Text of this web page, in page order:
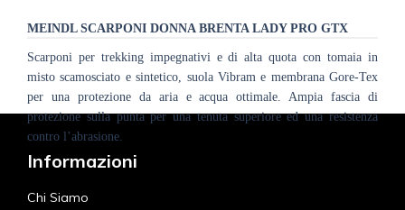
MEINDL SCARPONI DONNA BRENTA LADY PRO GTX
Scarponi per trekking impegnativi e di alta quota con tomaia in
misto scamosciato e sintetico, suola Vibram e membrana Gore-Tex
per una protezione da aria e acqua ottimale. Ampia fascia di
protezione sulla punta per una tenuta superiore ed una resistenza
contro l’abrasione.
Informazioni
Chi Siamo